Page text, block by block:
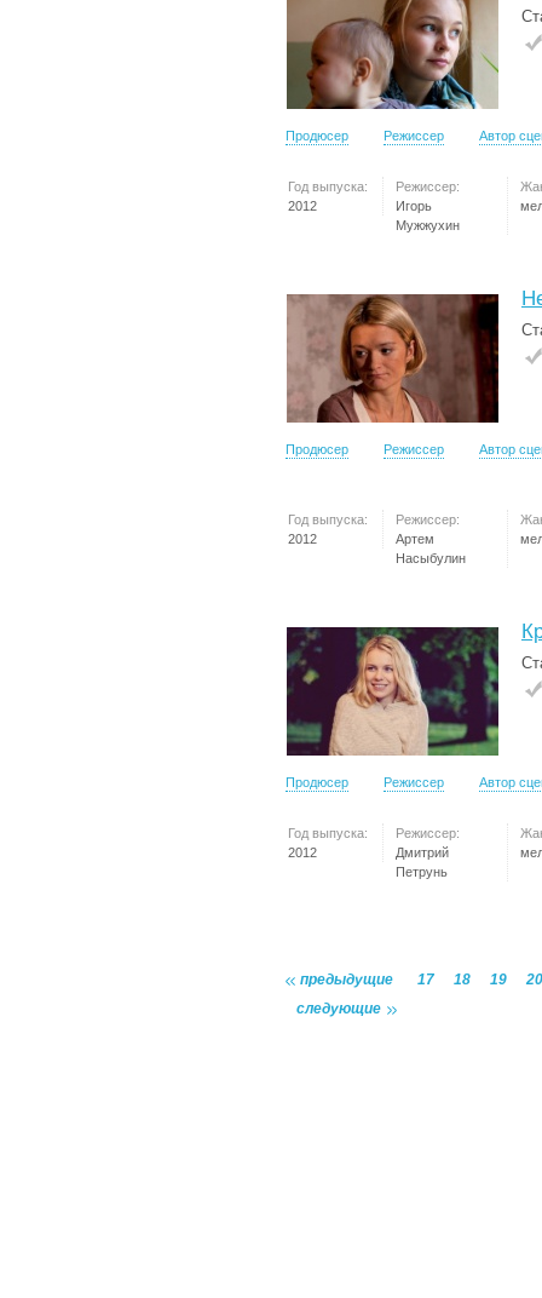
Продюсер Режиссер Автор
Год выпуска:
2012
Режиссер:
Игорь
Мужжухин
Продюсер Режиссер Автор
Год выпуска:
2012
Режиссер:
Артем
Насыбулин
Продюсер Режиссер Автор
Год выпуска:
2012
Режиссер:
Дмитрий
Петрунь
предыдущие 17 18 19
20
следующие